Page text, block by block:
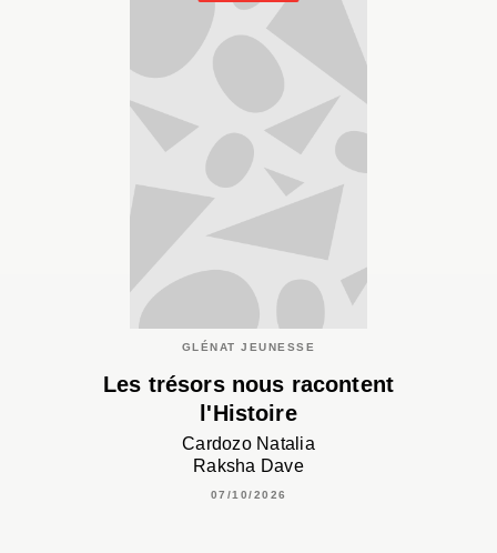
GLÉNAT JEUNESSE
Les trésors nous racontent
l'Histoire
Cardozo Natalia
Raksha Dave
07/10/2026